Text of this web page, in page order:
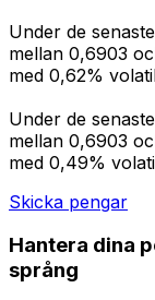
Under de
mellan 0,6903
med 0,62%
Under de
mellan 0,6903
med 0,49%
Skicka pengar
Hantera dina
språng